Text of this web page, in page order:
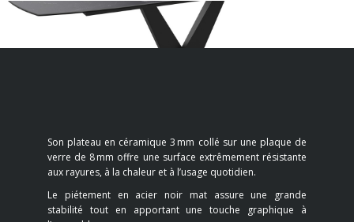
Son plateau en céramique 3 mm collé sur une plaque de
verre de 8 mm offre une surface extrêmement résistante
aux rayures, à la chaleur et à l’usage quotidien.
Le piétement en acier noir mat assure une grande
stabilité tout en apportant une touche graphique à